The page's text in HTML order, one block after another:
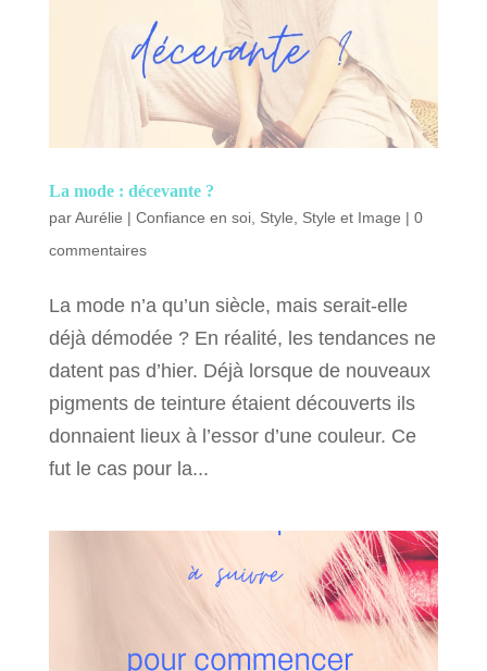
La mode : décevante ?
parAurélie | Confiance en soi, Style Style et Image | 0
commentaires
La mode n’a qu’un siècle, mais serait-elle
déjà démodée ? En réalité, les tendances ne
datent pas d’hier. Déjà lorsque de nouveaux
pigments de teinture étaient découverts ils
donnaient lieux à l’essor d’une couleur. Ce
fut le cas pour la...